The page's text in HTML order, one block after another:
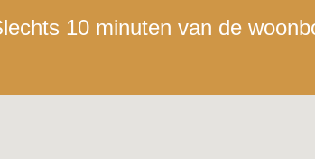
10 minuten van de